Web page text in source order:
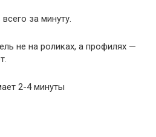
за минуту.
не на роликах, а профилях —